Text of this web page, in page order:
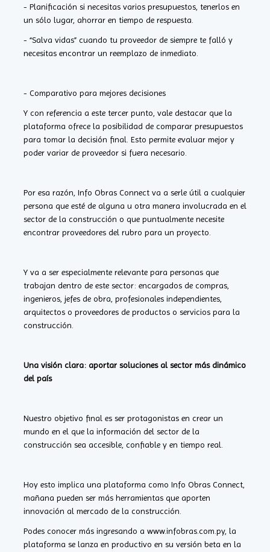
- Planificación si necesitas varios presupuestos, tenerlos en
un sólo lugar, ahorrar en tiempo de respuesta.
- “Salva vidas” cuando tu proveedor de siempre te falló y
necesitas encontrar un reemplazo de inmediato.
- Comparativo para mejores decisiones
Y con referencia a este tercer punto, vale destacar que la
plataforma ofrece la posibilidad de comparar presupuestos
para tomar la decisión final. Esto permite evaluar mejor y
poder variar de proveedor si fuera necesario.
Por esa razón, Info Obras Connect va a serle útil a cualquier
persona que esté de alguna u otra manera involucrada en el
sector de la construcción o que puntualmente necesite
encontrar proveedores del rubro para un proyecto.
Y va a ser especialmente relevante para personas que
trabajan dentro de este sector: encargados de compras,
ingenieros, jefes de obra, profesionales independientes,
arquitectos o proveedores de productos o servicios para la
construcción.
Una visión clara: aportar soluciones al sector más dinámico
del país
Nuestro objetivo final es ser protagonistas en crear un
mundo en el que la información del sector de la
construcción sea accesible, confiable y en tiempo real.
Hoy esto implica una plataforma como Info Obras Connect,
mañana pueden ser más herramientas que aporten
innovación al mercado de la construcción.
Podes conocer más ingresando a www.infobras.com.py, la
plataforma se lanza en productivo en su versión beta en la